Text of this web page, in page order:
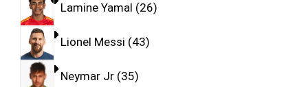
Lamine Yamal 26
Lionel Messi 43
Neymar Jr 35